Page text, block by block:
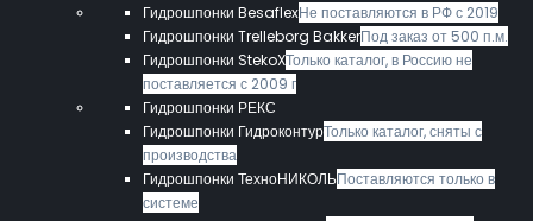
Гидрошпонки BesaflexНе поставляются в РФ с 2019
Гидрошпонки Trelleborg BakkerПод заказ от 500 п.м.
Гидрошпонки StekoXТолько каталог, в Россию не
поставляется с 2009 г
Гидрошпонки РЕКС
Гидрошпонки ГидроконтурТолько каталог, сняты с
производства
Гидрошпонки ТехноНИКОЛЬПоставляются только в
системе